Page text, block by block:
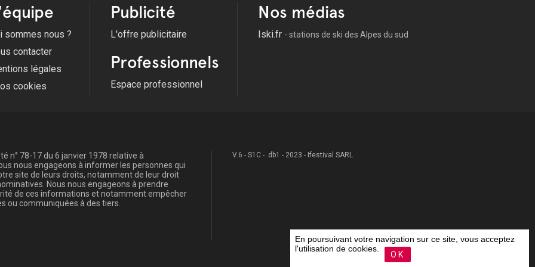
sommes nous ?
contacter
légales
cookies
Publicité
L'offre publicitaire
Professionnels
Espace professionnel
Nos médias
Iski.fr - stations de ski des Alpes du sud
n° 78-17 du 6 janvier 1978 relative à
nous engageons à informer les personnes qui
site de leurs droits, notamment de leur droit
Nous nous engageons à prendre
de ces informations et notamment empêcher
ou communiquées à des tiers.
V.6 - S1C - .db1 - 2023 - Ifestival SARL
En poursuivant votre navigation sur ce site, vous acceptez
l'utilisation de cookies.
OK